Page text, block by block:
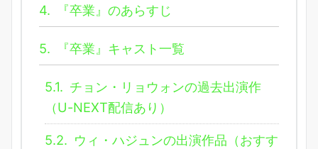
4. 『卒業』のあらすじ
5. 『卒業』キャスト一覧
5.1. チョン・リョウォンの過去出演作
（U-NEXT配信あり）
5.2. ウィ・ハジュンの出演作品（おすす